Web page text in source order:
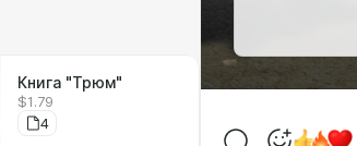
Книга "Трюм"
$1.79
4